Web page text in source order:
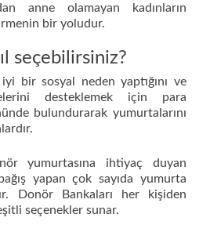
anne olamayan kadınların
bir yoludur.
seçebilirsiniz?
iyi bir sosyal neden yaptığını ve
desteklemek için para
bulundurarak yumurtalarını
yumurtasına ihtiyaç duyan
yapan çok sayıda yumurta
Donör Bankaları her kişiden
seçenekler sunar.